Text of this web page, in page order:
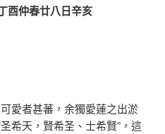
酉仲春廿八日辛亥
愛者甚蕃，余獨愛蓮之出淤
希天，賢希圣、士希賢”，這